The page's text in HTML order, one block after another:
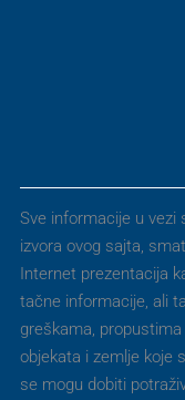
Sve informacije u vezi
izvora ovog sajta,
Internet prezentacija
tačne informacije, ali
greškama,
objekata i zemlje koje
se mogu dobiti